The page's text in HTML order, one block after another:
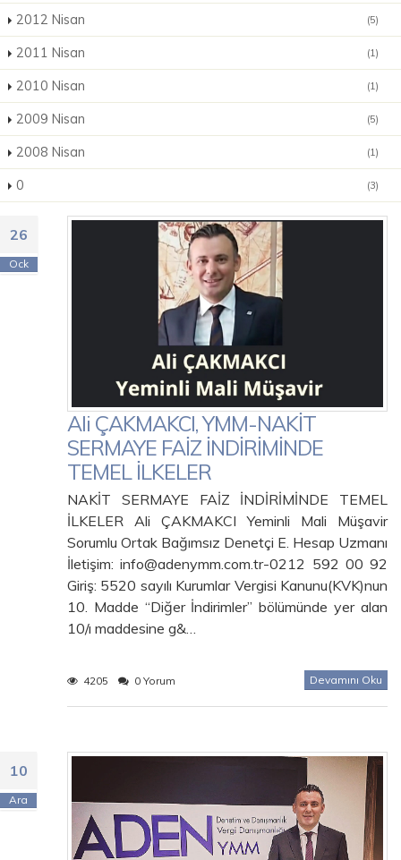
2012 Nisan (5)
2011 Nisan (1)
2010 Nisan (1)
2009 Nisan (5)
2008 Nisan (1)
0 (3)
26
Ock
Ali ÇAKMAKCI, YMM-NAKİT
SERMAYE FAİZ İNDİRİMİNDE
TEMEL İLKELER
NAKİT SERMAYE FAİZ İNDİRİMİNDE TEMEL
İLKELER Ali ÇAKMAKCI Yeminli Mali Müşavir
Sorumlu Ortak Bağımsız Denetçi E. Hesap Uzmanı
İletişim: info@adenymm.com.tr-0212 592 00 92
Giriş: 5520 sayılı Kurumlar Vergisi Kanunu(KVK)nun
10. Madde “Diğer İndirimler” bölümünde yer alan
10/ı maddesine g&…
4205 0 Yorum Devamını Oku
10
Ara